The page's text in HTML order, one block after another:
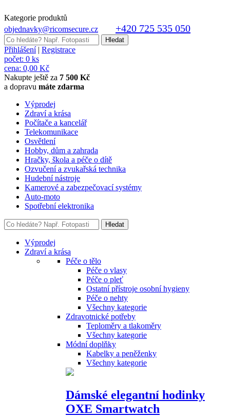
Kategorie produktů
objednavky@ricomsecure.cz
+420 725 535 050
Přihlášení| Registrace
počet: 0 ks
cena: 0,00 Kč
Nakupte ještě za 7 500 Kč
a dopravu máte zdarma
Výprodej
Zdraví a krása
Počítače a kancelář
Telekomunikace
Osvětlení
Hobby, dům a zahrada
Hračky, škola a péče o dítě
Ozvučení a zvukařská technika
Hudební nástroje
Kamerové a zabezpečovací systémy
Auto-moto
Spotřební elektronika
Výprodej
Zdraví a krása
Péče o tělo
Péče o vlasy
Péče o pleť
Ostatní přístroje osobní hygieny
Péče o nehty
Všechny kategorie
Zdravotnické potřeby
Teploměry a tlakoměry
Všechny kategorie
Módní doplňky
Kabelky a peněženky
Všechny kategorie
Dámské elegantní hodinky
OXE Smartwatch